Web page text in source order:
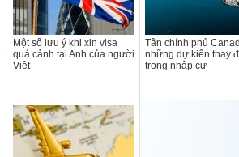
Một số lưu ý khi xin visa
quá cảnh tại Anh của người
Việt
Tân chính phủ
những dự kiến thay
trong nhập cư